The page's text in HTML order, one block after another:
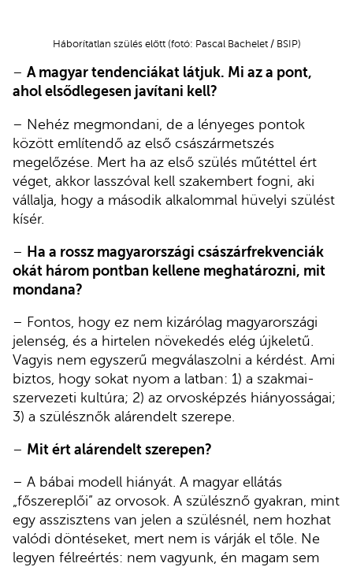
Háborítatlan szülés előtt (fotó: Pascal Bachelet / BSIP)
– A magyar tendenciákat látjuk. Mi az a pont,
ahol elsődlegesen javítani kell?
– Nehéz megmondani, de a lényeges pontok
között említendő az első császármetszés
megelőzése. Mert ha az első szülés műtéttel ért
véget, akkor lasszóval kell szakembert fogni, aki
vállalja, hogy a második alkalommal hüvelyi szülést
kísér.
– Ha a rossz magyarországi császárfrekvenciák
okát három pontban kellene meghatározni, mit
mondana?
– Fontos, hogy ez nem kizárólag magyarországi
jelenség, és a hirtelen növekedés elég újkeletű.
Vagyis nem egyszerű megválaszolni a kérdést. Ami
biztos, hogy sokat nyom a latban: 1) a szakmai-
szervezeti kultúra; 2) az orvosképzés hiányosságai;
3) a szülésznők alárendelt szerepe.
– Mit ért alárendelt szerepen?
– A bábai modell hiányát. A magyar ellátás
„főszereplői” az orvosok. A szülésznő gyakran, mint
egy asszisztens van jelen a szülésnél, nem hozhat
valódi döntéseket, mert nem is várják el tőle. Ne
legyen félreértés: nem vagyunk, én magam sem